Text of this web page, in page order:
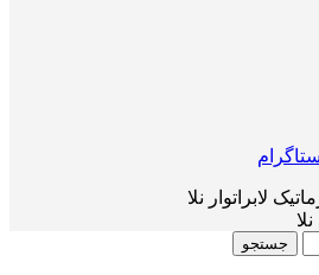
لابراتوار نلا
جستجو